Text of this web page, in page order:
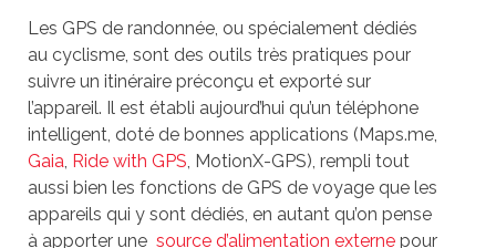
Les GPS de randonnée, ou spécialement dédiés
au cyclisme, sont des outils très pratiques pour
suivre un itinéraire préconçu et exporté sur
l’appareil. Il est établi aujourd’hui qu’un téléphone
intelligent, doté de bonnes applications (Maps.me,
Gaia, Ride with GPS, MotionX-GPS), rempli tout
aussi bien les fonctions de GPS de voyage que les
appareils qui y sont dédiés, en autant qu’on pense
à apporter une source d’alimentation externepour